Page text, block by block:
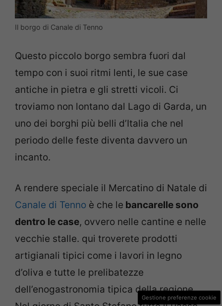
Il borgo di Canale di Tenno
Questo piccolo borgo sembra fuori dal
tempo con i suoi ritmi lenti, le sue case
antiche in pietra e gli stretti vicoli. Ci
troviamo non lontano dal Lago di Garda, un
uno dei borghi più belli d’Italia che nel
periodo delle feste diventa davvero un
incanto.
A rendere speciale il Mercatino di Natale di
Canale di Tenno è che le bancarelle sono
dentro le case, ovvero nelle cantine e nelle
vecchie stalle. qui troverete prodotti
artigianali tipici come i lavori in legno
d’oliva e tutte le prelibatezze
dell’enogastronomia tipica della regione.
Gestione preferenze cookie